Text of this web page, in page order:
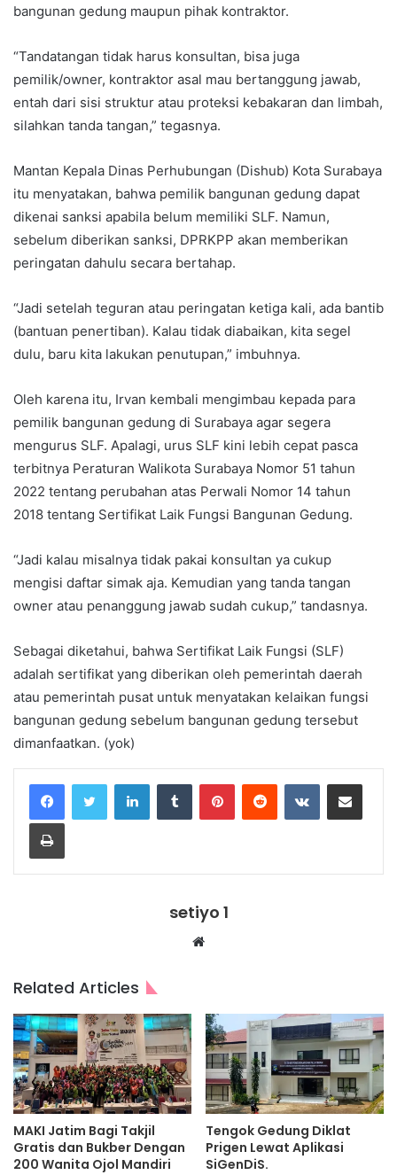
bangunan gedung maupun pihak kontraktor.
“Tandatangan tidak harus konsultan, bisa juga
pemilik/owner, kontraktor asal mau bertanggung jawab,
entah dari sisi struktur atau proteksi kebakaran dan limbah,
silahkan tanda tangan,” tegasnya.
Mantan Kepala Dinas Perhubungan (Dishub) Kota Surabaya
itu menyatakan, bahwa pemilik bangunan gedung dapat
dikenai sanksi apabila belum memiliki SLF. Namun,
sebelum diberikan sanksi, DPRKPP akan memberikan
peringatan dahulu secara bertahap.
“Jadi setelah teguran atau peringatan ketiga kali, ada bantib
(bantuan penertiban). Kalau tidak diabaikan, kita segel
dulu, baru kita lakukan penutupan,” imbuhnya.
Oleh karena itu, Irvan kembali mengimbau kepada para
pemilik bangunan gedung di Surabaya agar segera
mengurus SLF. Apalagi, urus SLF kini lebih cepat pasca
terbitnya Peraturan Walikota Surabaya Nomor 51 tahun
2022 tentang perubahan atas Perwali Nomor 14 tahun
2018 tentang Sertifikat Laik Fungsi Bangunan Gedung.
“Jadi kalau misalnya tidak pakai konsultan ya cukup
mengisi daftar simak aja. Kemudian yang tanda tangan
owner atau penanggung jawab sudah cukup,” tandasnya.
Sebagai diketahui, bahwa Sertifikat Laik Fungsi (SLF)
adalah sertifikat yang diberikan oleh pemerintah daerah
atau pemerintah pusat untuk menyatakan kelaikan fungsi
bangunan gedung sebelum bangunan gedung tersebut
dimanfaatkan. (yok)
LinkedInTumblr PinterestReddit VKontakteShare via Email
Print
setiyo 1
Website
Related Articles
MAKI Jatim Bagi Takjil
Gratis dan Bukber Dengan
200 Wanita Ojol Mandiri
Tengok Gedung Diklat
Prigen Lewat Aplikasi
SiGenDiS.